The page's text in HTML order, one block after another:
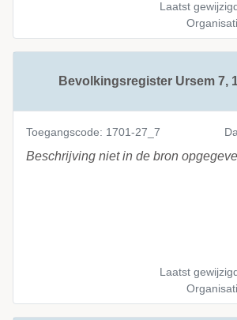
Laatst
Bevolkingsregister Ursem 7,
Toegangscode: 1701-27_7
Beschrijving niet in de bron
Laatst